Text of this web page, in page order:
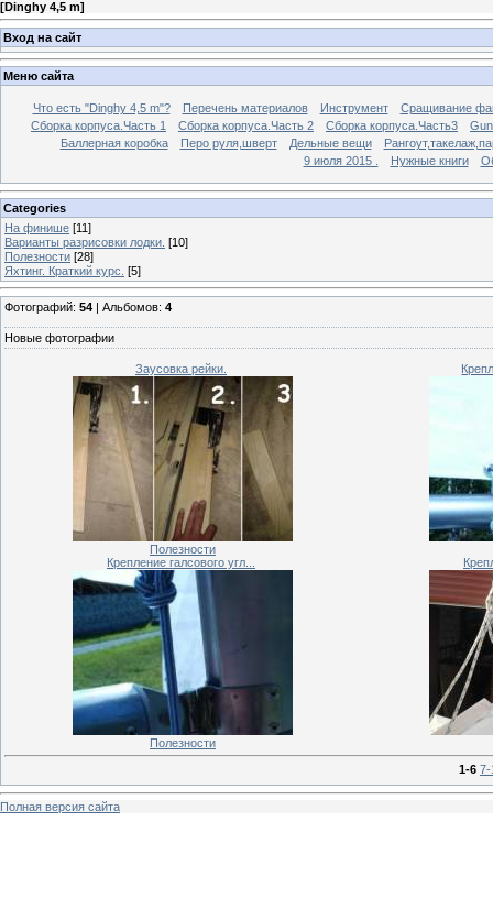
[Dinghy 4,5 m]
Вход на сайт
Меню сайта
Что есть "Dinghy 4,5 m"? Перечень материалов Инструмент
Сращивание
Сборка корпуса.Часть 1
Сборка корпуса.Часть 2 Сборка корпуса.Часть3
Баллерная коробка
Перо руля,шверт Дельные вещи
9 июля 2015 .
Нужные книги
Categories
На финише [11]
Варианты разрисовки лодки. [10]
Полезности [28]
Яхтинг. Краткий курс. [5]
Фотографий: 54 | Альбомов: 4
Новые фотографии
Заусовка рейки.
Полезности
Крепление галсового угл...
Полезности
1-6 7-
Полная версия сайта